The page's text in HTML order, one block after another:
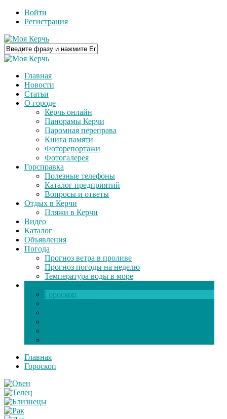
Войти
Регистрация
Главная
Новости
Статьи
О городе
Керчь онлайн
Панорамы Керчи
Паромная переправа
Книга памяти
Фоторепортажи
Фотогалерея
Горсправка
Полезные телефоны
Каталог предприятий
Вопросы и ответы
Отдых в Керчи
Пляжи в Керчи
Видео
Каталог
Объявления
Погода
Прогноз ветра в проливе
Прогноз погоды на неделю
Температура воды в море
Гороскоп
Главная
Гороскоп